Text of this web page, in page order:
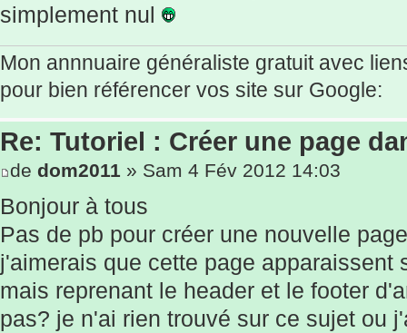
simplement nul
Mon annnuaire généraliste gratuit avec
pour bien référencer vos site sur Google:
Re: Tutoriel : Créer une page
de dom2011 » Sam 4 Fév 2012 14:03
Bonjour à tous
Pas de pb pour créer une nouvelle
j'aimerais que cette page apparaissent
mais reprenant le header et le footer
pas? je n'ai rien trouvé sur ce sujet ou